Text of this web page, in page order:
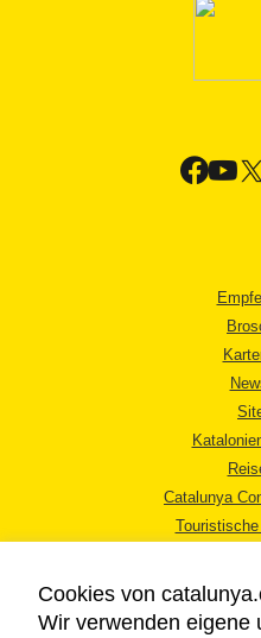
Catalunya
Cookies von
Wir verwenden eigene